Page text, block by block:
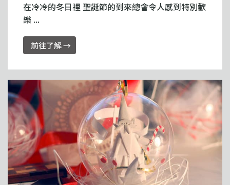
在冷冷的冬日裡 聖誕節的到來總會令人感到特別歡
樂 ...
前往了解 →